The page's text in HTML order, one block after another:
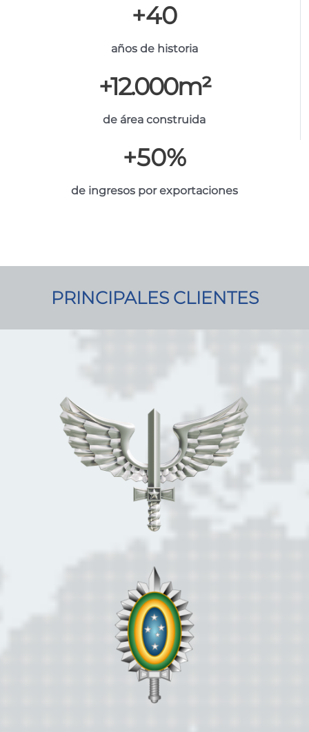
+40
años de historia
+12.000m²
de área construida
+50%
de ingresos por exportaciones
PRINCIPALES CLIENTES